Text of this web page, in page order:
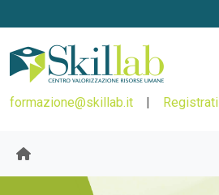
formazione@skillab.it | Registrati